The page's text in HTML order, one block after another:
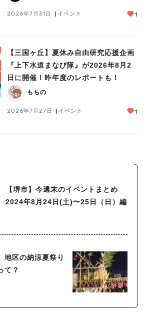
2026年7月31日 イベント 1
【三国ヶ丘】夏休み自由研究応援企画
『上下水道まなび隊』が2026年8月2
日に開催！昨年度のレポートも！
もちの
2026年7月27日 イベント 1
【堺市】今週末のイベントまとめ
2024年8月24日(土)〜25日（日）編
地区の納涼夏祭り
て？